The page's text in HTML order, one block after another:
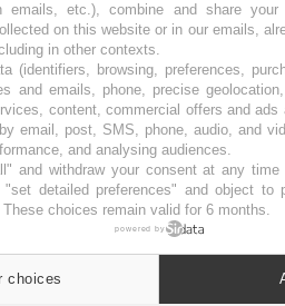
emails, etc.), combine and share
on this website or in our emails,
in other contexts.
(identifiers, browsing, preferences,
and emails, phone, precise
content, commercial offers and ads
email, post, SMS, phone, audio, and
and analysing audiences.
and withdraw your consent at any
detailed preferences" and object to
choices remain valid for 6 months.
powered by
choices